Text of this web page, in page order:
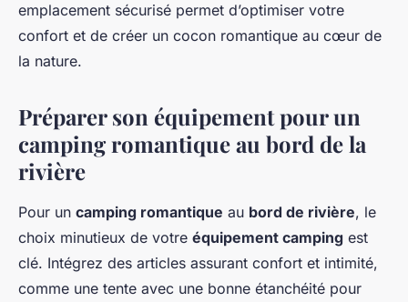
emplacement sécurisé permet d’optimiser votre
confort et de créer un cocon romantique au cœur de
la nature.
Préparer son équipement pour un
camping romantique au bord de la
rivière
Pour un camping romantique au bord de rivière, le
choix minutieux de votre équipement camping est
clé. Intégrez des articles assurant confort et intimité,
comme une tente avec une bonne étanchéité pour